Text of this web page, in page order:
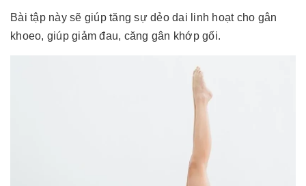
Bài tập này sẽ giúp tăng sự dẻo dai linh hoạt cho gân
khoeo, giúp giảm đau, căng gân khớp gối.